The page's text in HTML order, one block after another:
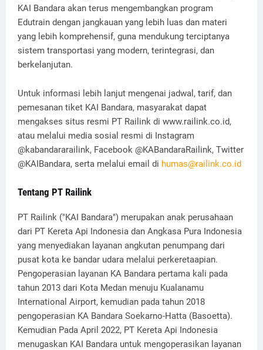
KAI Bandara akan terus mengembangkan program
Edutrain dengan jangkauan yang lebih luas dan materi
yang lebih komprehensif, guna mendukung terciptanya
sistem transportasi yang modern, terintegrasi, dan
berkelanjutan.
Untuk informasi lebih lanjut mengenai jadwal, tarif, dan
pemesanan tiket KAI Bandara, masyarakat dapat
mengakses situs resmi PT Railink di www.railink.co.id,
atau melalui media sosial resmi di Instagram
@kabandararailink, Facebook @KABandaraRailink, Twitter
@KAIBandara, serta melalui email di humas@railink.co.id
Tentang PT Railink
PT Railink ("KAI Bandara") merupakan anak perusahaan
dari PT Kereta Api Indonesia dan Angkasa Pura Indonesia
yang menyediakan layanan angkutan penumpang dari
pusat kota ke bandar udara melalui perkeretaapian.
Pengoperasian layanan KA Bandara pertama kali pada
tahun 2013 dari Kota Medan menuju Kualanamu
International Airport, kemudian pada tahun 2018
pengoperasian KA Bandara Soekarno-Hatta (Basoetta).
Kemudian Pada April 2022, PT Kereta Api Indonesia
menugaskan KAI Bandara untuk mengoperasikan layanan